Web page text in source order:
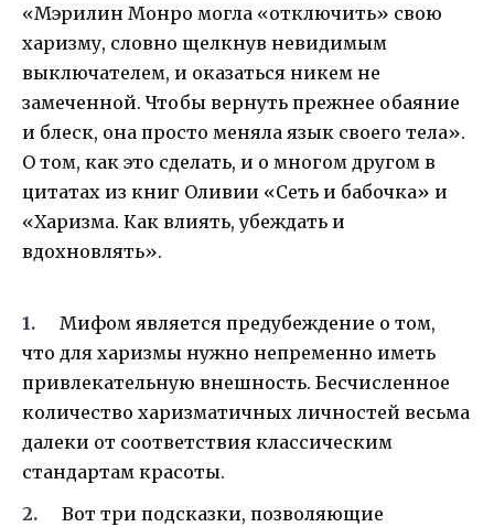
«Мэрилин Монро могла «отключить» свою
харизму, словно щелкнув невидимым
выключателем, и оказаться никем не
замеченной. Чтобы вернуть прежнее обаяние
и блеск, она просто меняла язык своего тела».
О том, как это сделать, и о многом другом в
цитатах из книг Оливии «Сеть и бабочка» и
«Харизма. Как влиять, убеждать и
вдохновлять».
Мифом является предубеждение о том,
что для харизмы нужно непременно иметь
привлекательную внешность. Бесчисленное
количество харизматичных личностей весьма
далеки от соответствия классическим
стандартам красоты.
Вот три подсказки, позволяющие